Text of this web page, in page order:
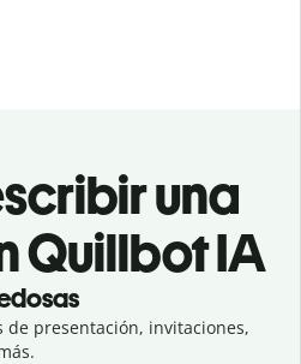
una
Quillbot IA
presentación, invitaciones,